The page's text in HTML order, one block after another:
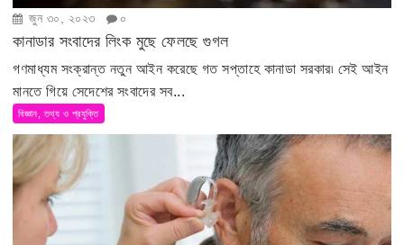
জুন ৩০, ২০২৩ ০
কানাডার সংবাদের লিংক মুছে ফেলছে গুগল
গণমাধ্যম সংক্রান্ত নতুন আইন করেছে গত সপ্তাহে কানাডা সরকার৷ সেই আইন
মানতে গিয়ে সেদেশের সংবাদের সব...
বিজ্ঞান, তথ্য ও প্রযুক্তি